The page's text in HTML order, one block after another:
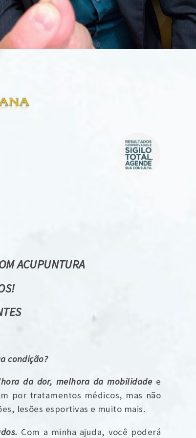
ACUPUNTURA
condição?
da dor, melhora da mobilidadee
por tratamentos médicos, mas não
lesões esportivas e muito mais.
Com a minha ajuda, você poderá